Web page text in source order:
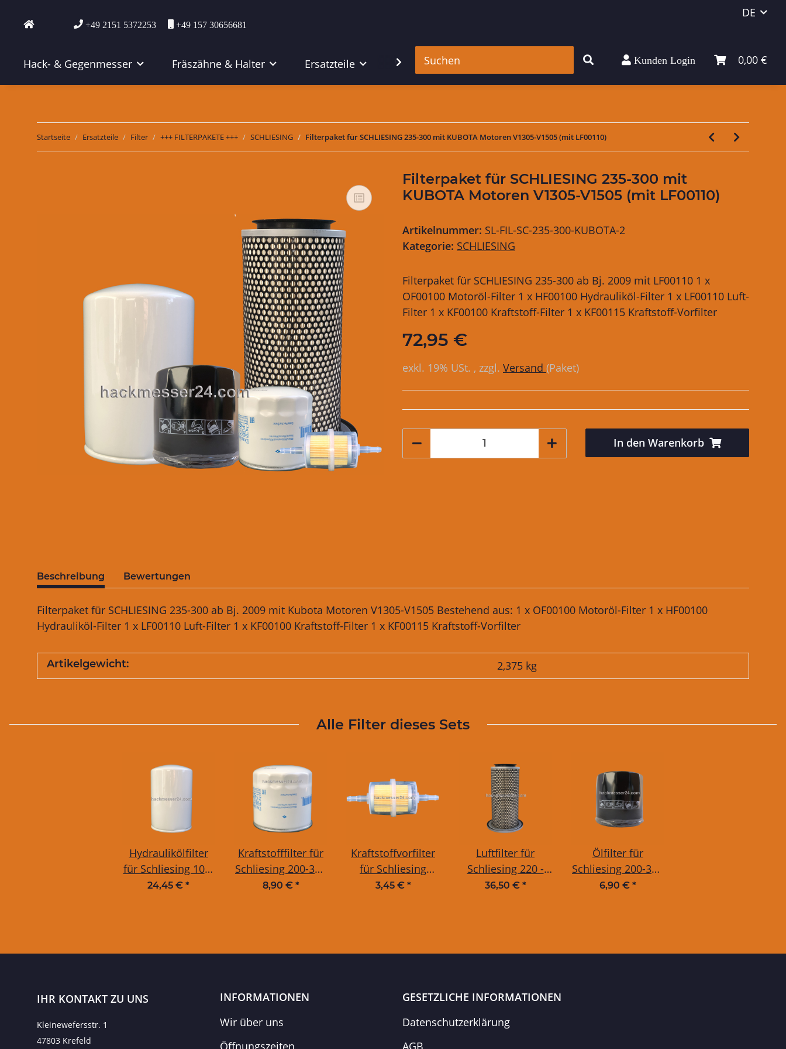
DE
+49 2151 5372253 +49 157 30656681
Kunden Login 0,00 €
Hack- & Gegenmesser Fräszähne & Halter Ersatzteile Werkzeug
Startseite Ersatzteile Filter +++ FILTERPAKETE +++ SCHLIESING Filterpaket für SCHLIESING 235-300 mit KUBOTA Motoren V1305-V1505 (mit LF00110)
Filterpaket für SCHLIESING 235-300 mit
KUBOTA Motoren V1305-V1505 (mit LF00110)
Artikelnummer: SL-FIL-SC-235-300-KUBOTA-2
Kategorie: SCHLIESING
Filterpaket für SCHLIESING 235-300 ab Bj. 2009 mit LF00110 1 x
OF00100 Motoröl-Filter 1 x HF00100 Hydrauliköl-Filter 1 x LF00110 Luft-
Filter 1 x KF00100 Kraftstoff-Filter 1 x KF00115 Kraftstoff-Vorfilter
72,95 €
exkl. 19% USt. , zzgl. Versand (Paket)
In den Warenkorb
Beschreibung Bewertungen
Filterpaket für SCHLIESING 235-300 ab Bj. 2009 mit Kubota Motoren V1305-V1505 Bestehend aus: 1 x OF00100 Motoröl-Filter 1 x HF00100
Hydrauliköl-Filter 1 x LF00110 Luft-Filter 1 x KF00100 Kraftstoff-Filter 1 x KF00115 Kraftstoff-Vorfilter
Artikelgewicht: 2,375 kg
Alle Filter dieses Sets
Hydraulikölfilter
für Schliesing 105-
480 EX/MX/ZX
24,45 € *
Kraftstofffilter für
Schliesing 200-300
MX
8,90 € *
Kraftstoffvorfilter
für Schliesing
Dieselvorfilter für
3,45 € *
Luftfilter für
Schliesing 220 -
480 MX/ZX, KHD
36,50 € *
Ölfilter für
Schliesing 200-300
MX
6,90 € *
IHR KONTAKT ZU UNS
Kleinewefersstr. 1
47803 Krefeld
INFORMATIONEN
Wir über uns
GESETZLICHE INFORMATIONEN
Datenschutzerklärung